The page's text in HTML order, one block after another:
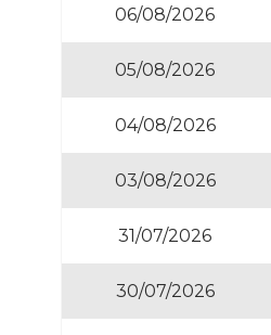
06/08/2026
05/08/2026
04/08/2026
03/08/2026
31/07/2026
30/07/2026